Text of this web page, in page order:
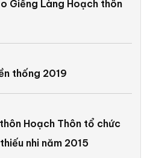
Giếng Làng Hoạch thôn
thống 2019
Hoạch Thôn tổ chức
nhi năm 2015